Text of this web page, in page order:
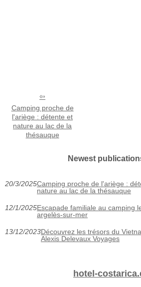
Camping proche de
l'ariège : détente et
nature au lac de la
thésauque
Newest
20/3/2025Camping proche de l'ariège :
nature au lac de la thésauque
12/1/2025Escapade familiale au camping
argelès-sur-mer
13/12/2023Découvrez les trésors du
Alexis Delevaux Voyages
hotel-